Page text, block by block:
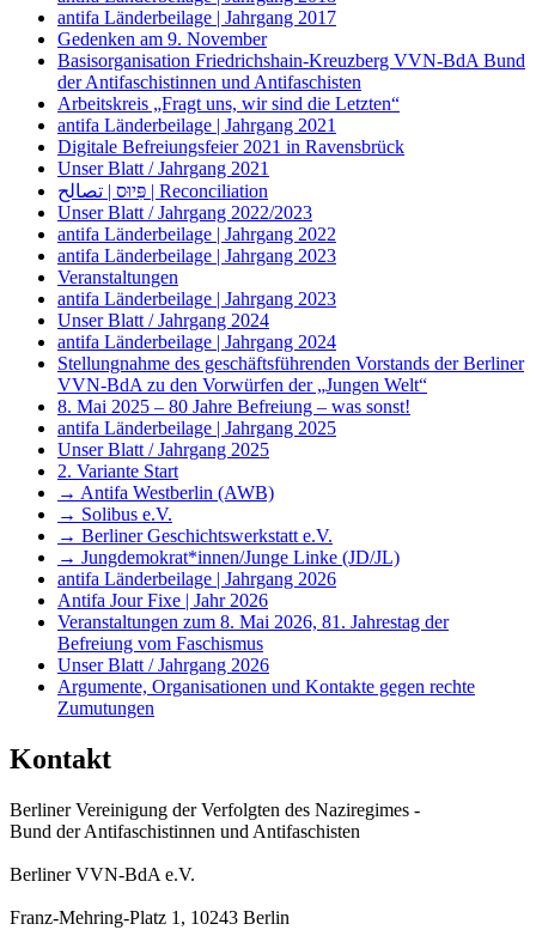
antifa Länderbeilage | Jahrgang 2017
Gedenken am 9. November
Basisorganisation Friedrichshain-Kreuzberg VVN-BdA Bund
der Antifaschistinnen und Antifaschisten
Arbeitskreis „Fragt uns, wir sind die Letzten“
antifa Länderbeilage | Jahrgang 2021
Digitale Befreiungsfeier 2021 in Ravensbrück
Unser Blatt / Jahrgang 2021
פִּיוּס | تصالح | Reconciliation
Unser Blatt / Jahrgang 2022/2023
antifa Länderbeilage | Jahrgang 2022
antifa Länderbeilage | Jahrgang 2023
Veranstaltungen
antifa Länderbeilage | Jahrgang 2023
Unser Blatt / Jahrgang 2024
antifa Länderbeilage | Jahrgang 2024
Stellungnahme des geschäftsführenden Vorstands der Berliner
VVN-BdA zu den Vorwürfen der „Jungen Welt“
8. Mai 2025 – 80 Jahre Befreiung – was sonst!
antifa Länderbeilage | Jahrgang 2025
Unser Blatt / Jahrgang 2025
2. Variante Start
→ Antifa Westberlin (AWB)
→ Solibus e.V.
→ Berliner Geschichtswerkstatt e.V.
→ Jungdemokrat*innen/Junge Linke (JD/JL)
antifa Länderbeilage | Jahrgang 2026
Antifa Jour Fixe | Jahr 2026
Veranstaltungen zum 8. Mai 2026, 81. Jahrestag der
Befreiung vom Faschismus
Unser Blatt / Jahrgang 2026
Argumente, Organisationen und Kontakte gegen rechte
Zumutungen
Kontakt
Berliner Vereinigung der Verfolgten des Naziregimes -
Bund der Antifaschistinnen und Antifaschisten
Berliner VVN-BdA e.V.
Franz-Mehring-Platz 1, 10243 Berlin